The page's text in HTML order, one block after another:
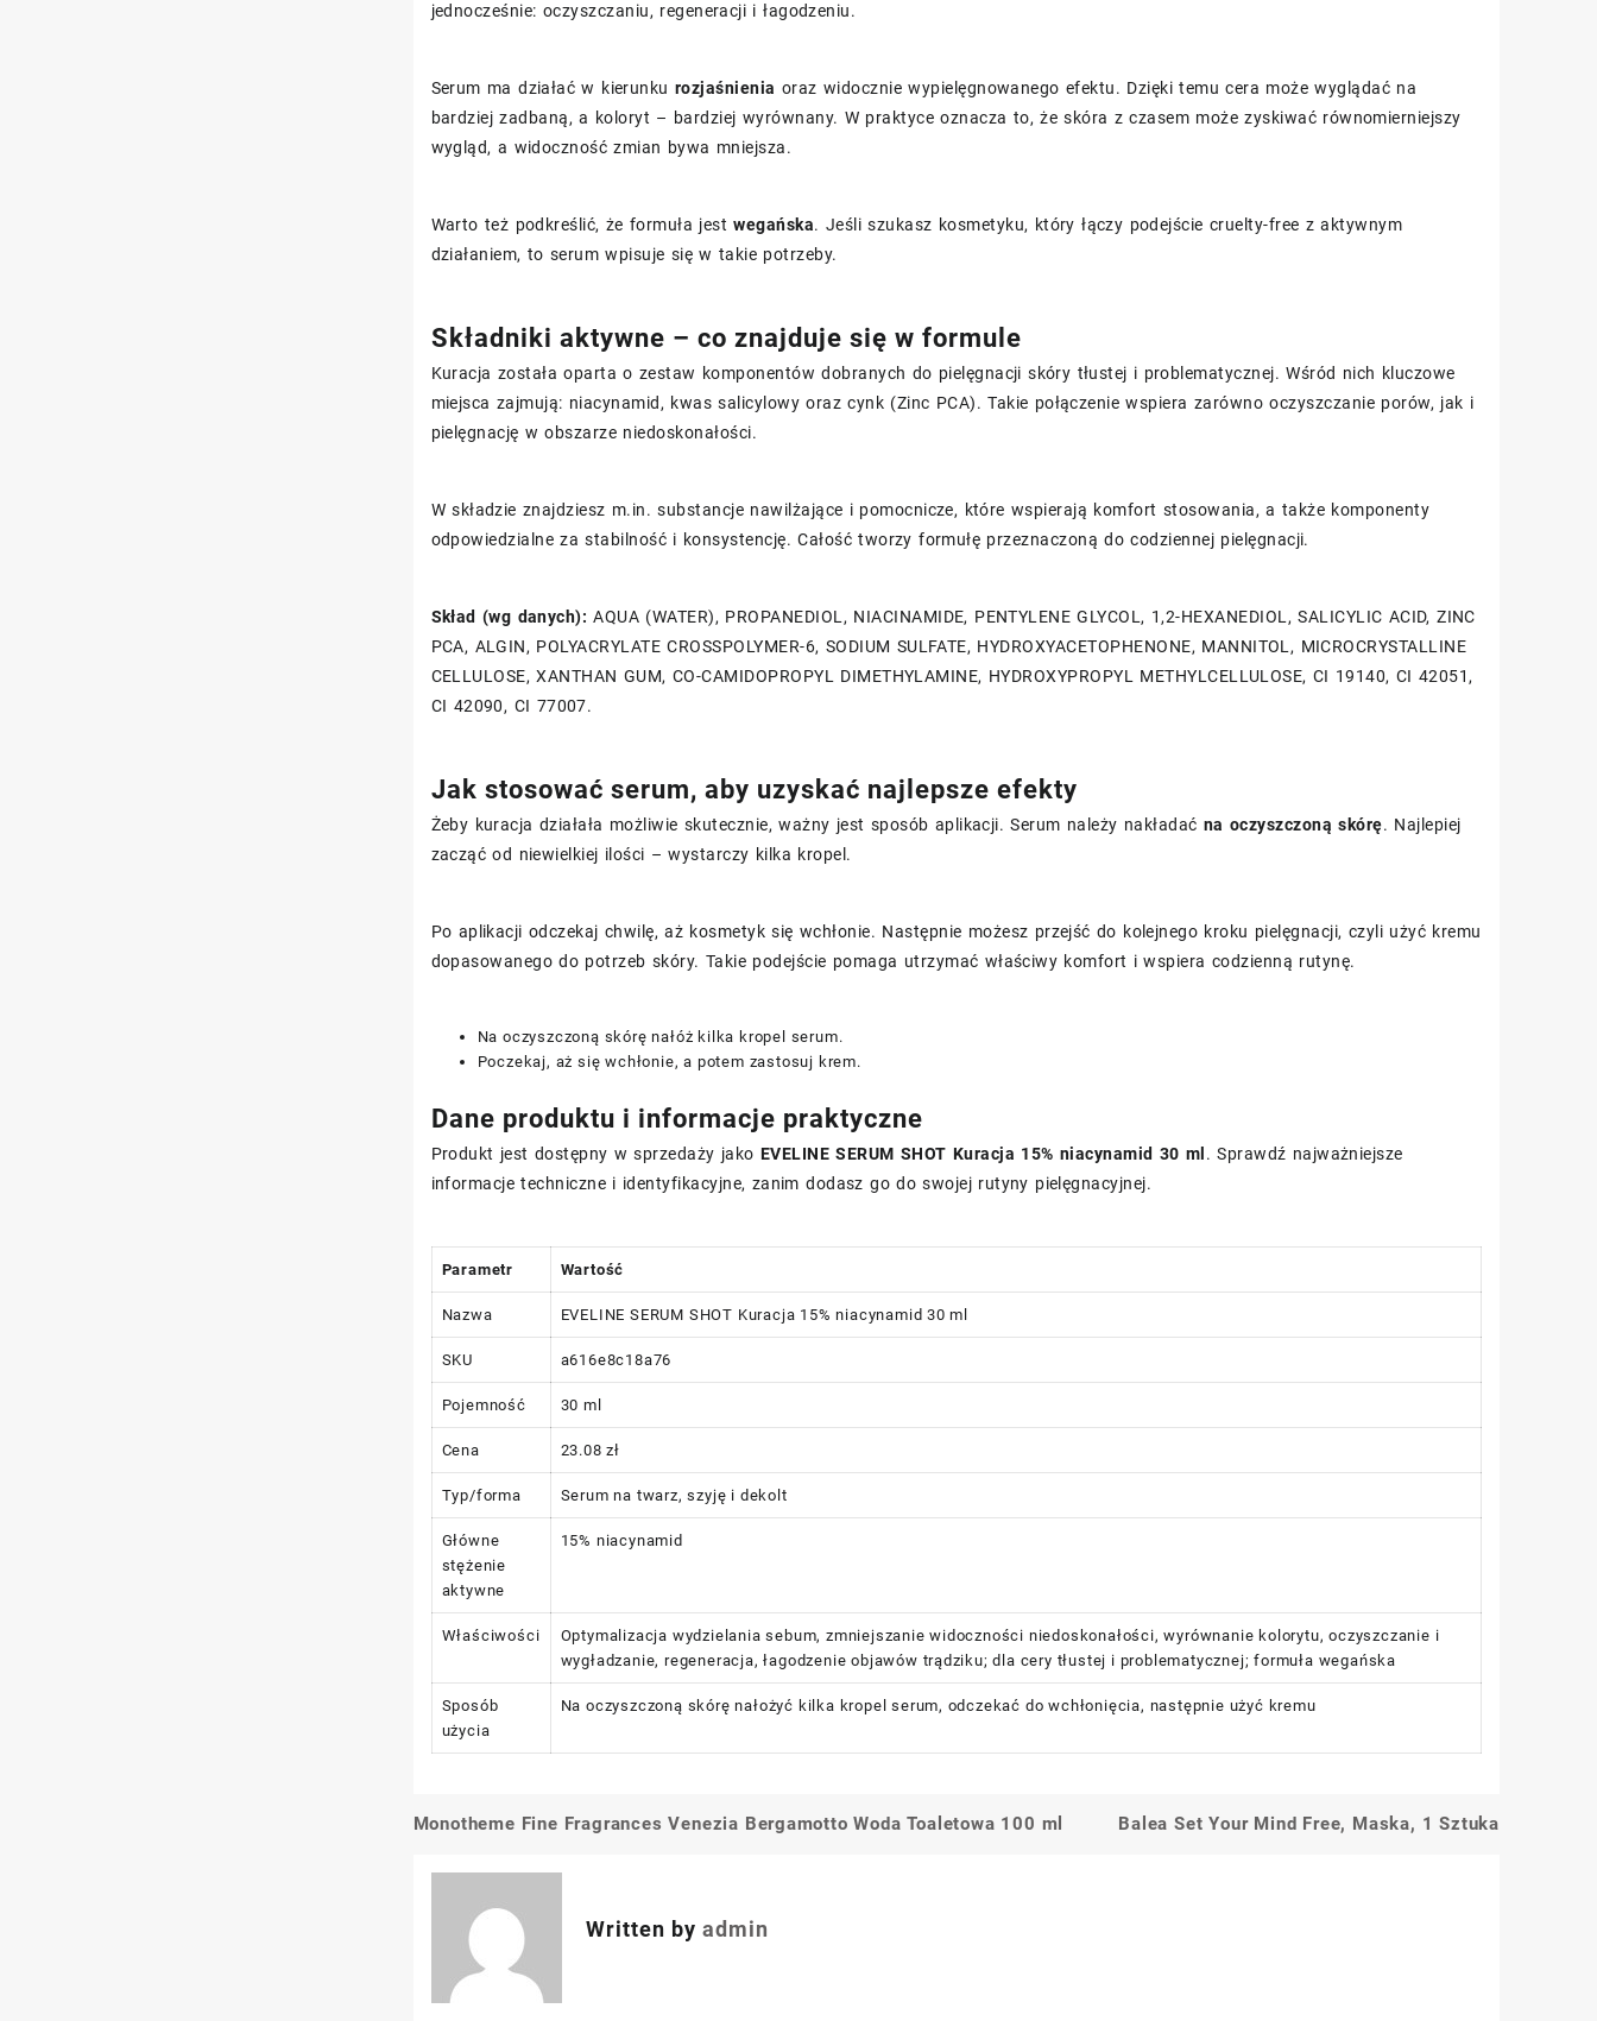
jednocześnie: oczyszczaniu, regeneracji i łagodzeniu.
Serum ma działać w kierunku rozjaśnienia oraz widocznie wypielęgnowanego efektu. Dzięki temu cera może wyglądać na
bardziej zadbaną, a koloryt – bardziej wyrównany. W praktyce oznacza to, że skóra z czasem może zyskiwać równomierniejszy
wygląd, a widoczność zmian bywa mniejsza.
Warto też podkreślić, że formuła jestwegańska. Jeśli szukasz kosmetyku, który łączy podejście cruelty-free z aktywnym
działaniem, to serum wpisuje się w takie potrzeby.
Składniki aktywne – co znajduje się w formule
Kuracja została oparta o zestaw komponentów dobranych do pielęgnacji skóry tłustej i problematycznej. Wśród nich kluczowe
miejsca zajmują: niacynamid, kwas salicylowy oraz cynk (Zinc PCA). Takie połączenie wspiera zarówno oczyszczanie porów, jak i
pielęgnację w obszarze niedoskonałości.
W składzie znajdziesz m.in. substancje nawilżające i pomocnicze, które wspierają komfort stosowania, a także komponenty
odpowiedzialne za stabilność i konsystencję. Całość tworzy formułę przeznaczoną do codziennej pielęgnacji.
Skład (wg danych): AQUA (WATER), PROPANEDIOL, NIACINAMIDE, PENTYLENE GLYCOL, 1,2-HEXANEDIOL, SALICYLIC ACID, ZINC
PCA, ALGIN, POLYACRYLATE CROSSPOLYMER-6, SODIUM SULFATE, HYDROXYACETOPHENONE, MANNITOL, MICROCRYSTALLINE
CELLULOSE, XANTHAN GUM, CO-CAMIDOPROPYL DIMETHYLAMINE, HYDROXYPROPYL METHYLCELLULOSE, CI 19140, CI 42051,
CI 42090, CI 77007.
Jak stosować serum, aby uzyskać najlepsze efekty
Żeby kuracja działała możliwie skutecznie, ważny jest sposób aplikacji. Serum należy nakładać na oczyszczoną skórę. Najlepiej
zacząć od niewielkiej ilości – wystarczy kilka kropel.
Po aplikacji odczekaj chwilę, aż kosmetyk się wchłonie. Następnie możesz przejść do kolejnego kroku pielęgnacji, czyli użyć kremu
dopasowanego do potrzeb skóry. Takie podejście pomaga utrzymać właściwy komfort i wspiera codzienną rutynę.
Na oczyszczoną skórę nałóż kilka kropel serum.
Poczekaj, aż się wchłonie, a potem zastosuj krem.
Dane produktu i informacje praktyczne
Produkt jest dostępny w sprzedaży jako EVELINE SERUM SHOT Kuracja 15% niacynamid 30 ml. Sprawdź najważniejsze
informacje techniczne i identyfikacyjne, zanim dodasz go do swojej rutyny pielęgnacyjnej.
Parametr Wartość
Nazwa EVELINE SERUM SHOT Kuracja 15% niacynamid 30 ml
SKU a616e8c18a76
Pojemność 30 ml
Cena 23.08 zł
Typ/forma Serum na twarz, szyję i dekolt
Główne
stężenie
aktywne
15% niacynamid
Właściwości
Optymalizacja wydzielania sebum, zmniejszanie widoczności niedoskonałości, wyrównanie kolorytu, oczyszczanie i
wygładzanie, regeneracja, łagodzenie objawów trądziku; dla cery tłustej i problematycznej; formuła wegańska
Sposób
użycia
Na oczyszczoną skórę nałożyć kilka kropel serum, odczekać do wchłonięcia, następnie użyć kremu
Nawigacja
wpisu
Monotheme Fine Fragrances Venezia Bergamotto Woda Toaletowa 100 ml Balea Set Your Mind Free, Maska, 1 Sztuka
Written by admin